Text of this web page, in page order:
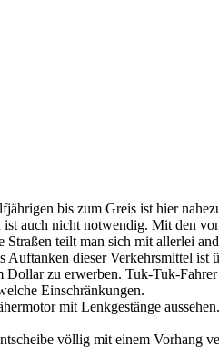
bis zum Greis ist hier
auch nicht notwendig. Mit den
teilt man sich mit allerlei
dieser Verkehrsmittel
zu erwerben. Tuk-Tuk-
Einschränkungen.
mit Lenkgestänge
völlig mit einem Vorhang